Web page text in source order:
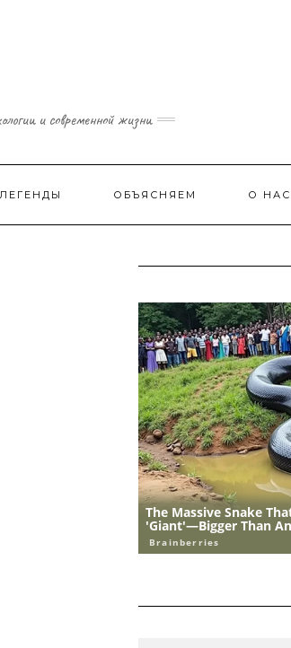
и современной жизни
ЛЕГЕНДЫ ОБЪЯСНЯЕМ О НАС